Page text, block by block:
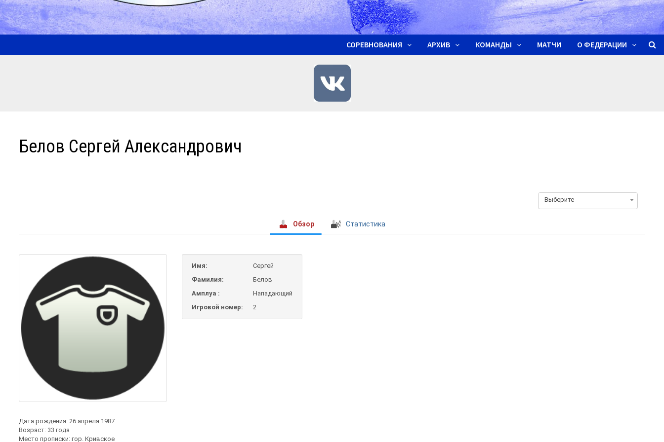
СОРЕВНОВАНИЯ АРХИВ КОМАНДЫ МАТЧИ О ФЕДЕРАЦИИ
Белов Сергей Александрович
Выберите
Обзор Статистика
Имя:
Сергей
Фамилия:
Белов
Амплуа :
Нападающий
Игровой номер:
2
Дата рождения: 26 апреля 1987
Возраст: 33 года
Место прописки:гор. Кривское